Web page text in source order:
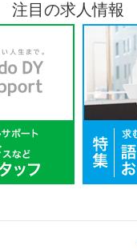
注目の求人情報